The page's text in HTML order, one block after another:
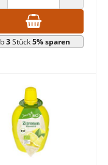
VERRINGERN ANZAHL
3Stück5% sparen